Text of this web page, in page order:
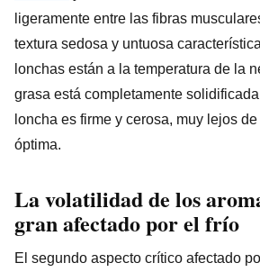
ligeramente entre las fibras
textura sedosa y untuosa
lonchas están a la temperatura de la
grasa está completamente
loncha es firme y cerosa, muy lejos
óptima.
La volatilidad de los
gran afectado por el frío
El segundo aspecto crítico afectado